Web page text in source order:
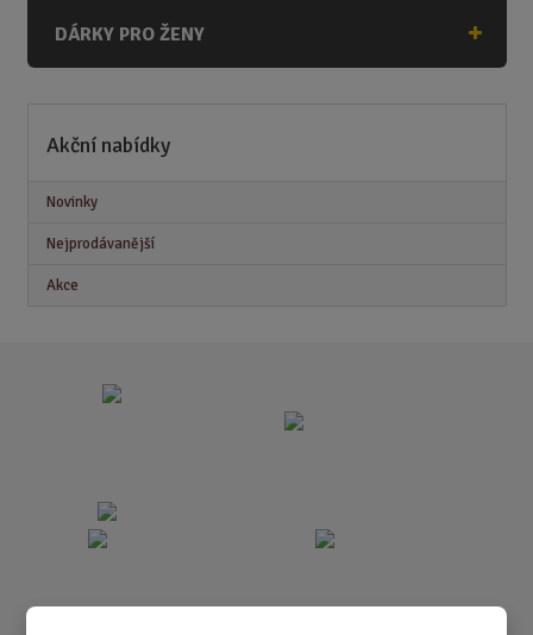
DÁRKY PRO ŽENY
Akční nabídky
Novinky
Nejprodávanější
Akce